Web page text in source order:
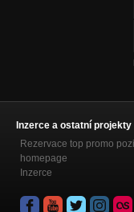
Inzerce a ostatní projekty
Rezervace top promo
homepage
Inzerce